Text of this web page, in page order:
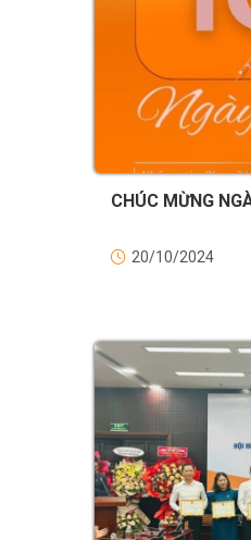
CHÚC MỪNG
20/10/2024